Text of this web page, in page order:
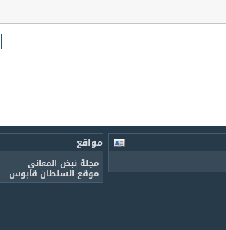
مواقع
مجلة نبض المعاني
موقع السلطان قابوس